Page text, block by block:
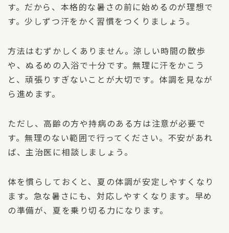
す。だから、本格的な暑さの前に始めるのが理想で
す。少しずつ汗をかく習慣をつくりましょう。
方法はむずかしくありません。涼しい時間の散歩
や、ぬるめの入浴で十分です。無理に汗をかこう
と、頑張りすぎないことが大切です。体調を見なが
ら進めます。
ただし、高齢の方や持病のある方は注意が必要で
す。無理のない範囲で行ってください。不安があれ
ば、主治医に相談しましょう。
体を慣らしておくと、夏の体調が安定しやすくなり
ます。急な暑さにも、対応しやすくなります。早め
の準備が、夏を乗り切る力になります。